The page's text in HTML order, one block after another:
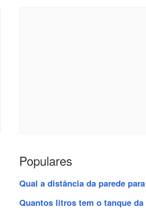
Populares
Qual a distância da parede
Quantos litros tem o tanque da